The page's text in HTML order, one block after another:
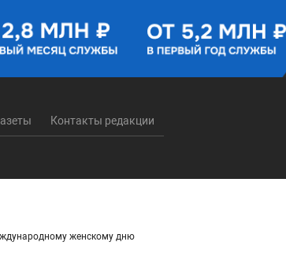
Контакты редакции
женскому дню